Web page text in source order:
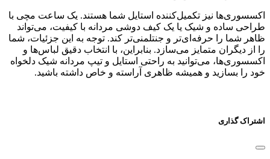
اکسسوری‌ها نیز تکمیل‌کننده استایل شما هستند. یک ساعت مچی با
طراحی ساده و شیک یا یک کیف دوشی مردانه با کیفیت، می‌تواند
ظاهر شما را حرفه‌ای‌تر و جنتلمنی‌تر کند. توجه به این جزئیات، شما
را از دیگران متمایز می‌سازد. بنابراین، با انتخاب دقیق لباس‌ها و
اکسسوری‌ها، می‌توانید به راحتی استایل و تیپ مردانه شیک دلخواه
خود را بسازید و همیشه ظاهری آراسته و خاص داشته باشید.
اشتراک گذاری